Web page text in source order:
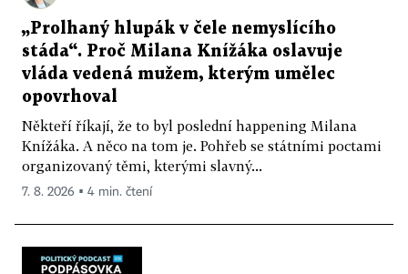
„Prolhaný hlupák v čele nemyslícího
stáda“. Proč Milana Knížáka oslavuje
vláda vedená mužem, kterým umělec
opovrhoval
Někteří říkají, že to byl poslední happening Milana
Knížáka. A něco na tom je. Pohřeb se státními poctami
organizovaný těmi, kterými slavný...
7. 8. 2026 ▪ 4 min. čtení